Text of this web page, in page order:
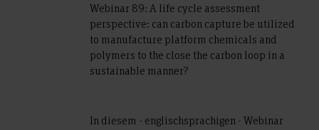
Webinar 89: A life cycle assessment
perspective: can carbon capture be utilized
to manufacture platform chemicals and
polymers to the close the carbon loop in a
sustainable manner?
In diesem - englischsprachigen - Webinar